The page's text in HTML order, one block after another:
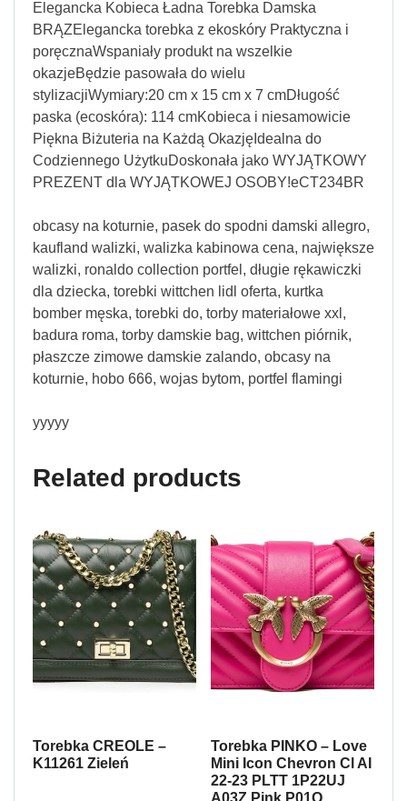
Elegancka Kobieca Ładna Torebka Damska
BRĄZElegancka torebka z ekoskóry Praktyczna i
poręcznaWspaniały produkt na wszelkie
okazjeBędzie pasowała do wielu
stylizacjiWymiary:20 cm x 15 cm x 7 cmDługość
paska (ecoskóra): 114 cmKobieca i niesamowicie
Piękna Biżuteria na Każdą OkazjęIdealna do
Codziennego UżytkuDoskonała jako WYJĄTKOWY
PREZENT dla WYJĄTKOWEJ OSOBY!eCT234BR
obcasy na koturnie, pasek do spodni damski allegro,
kaufland walizki, walizka kabinowa cena, największe
walizki, ronaldo collection portfel, długie rękawiczki
dla dziecka, torebki wittchen lidl oferta, kurtka
bomber męska, torebki do, torby materiałowe xxl,
badura roma, torby damskie bag, wittchen piórnik,
płaszcze zimowe damskie zalando, obcasy na
koturnie, hobo 666, wojas bytom, portfel flamingi
yyyyy
Related products
Torebka CREOLE –
K11261 Zieleń
Torebka PINKO – Love
Mini Icon Chevron Cl AI
22-23 PLTT 1P22UJ
A03Z Pink P01Q